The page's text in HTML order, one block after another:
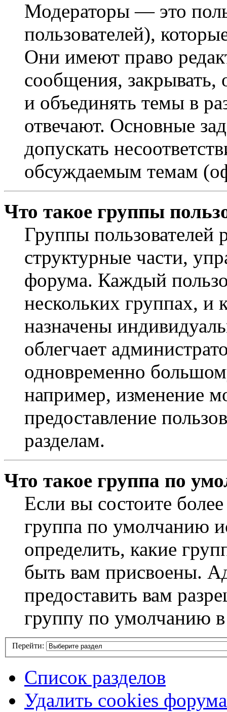
Модераторы — это
пользователей),
Они имеют право
сообщения, закрывать,
и объединять темы в
отвечают. Основные
допускать
обсуждаемым темам
Что такое группы
Группы пользователей
структурные части,
форума. Каждый
нескольких группах, и
назначены
облегчает
одновременно
например, изменение
предоставление
разделам.
Что такое группа по
Если вы состоите
группа по умолчанию
определить, какие
быть вам присвоены.
предоставить вам
группу по умолчанию
Перейти:
Список разделов
Удалить cookies форума